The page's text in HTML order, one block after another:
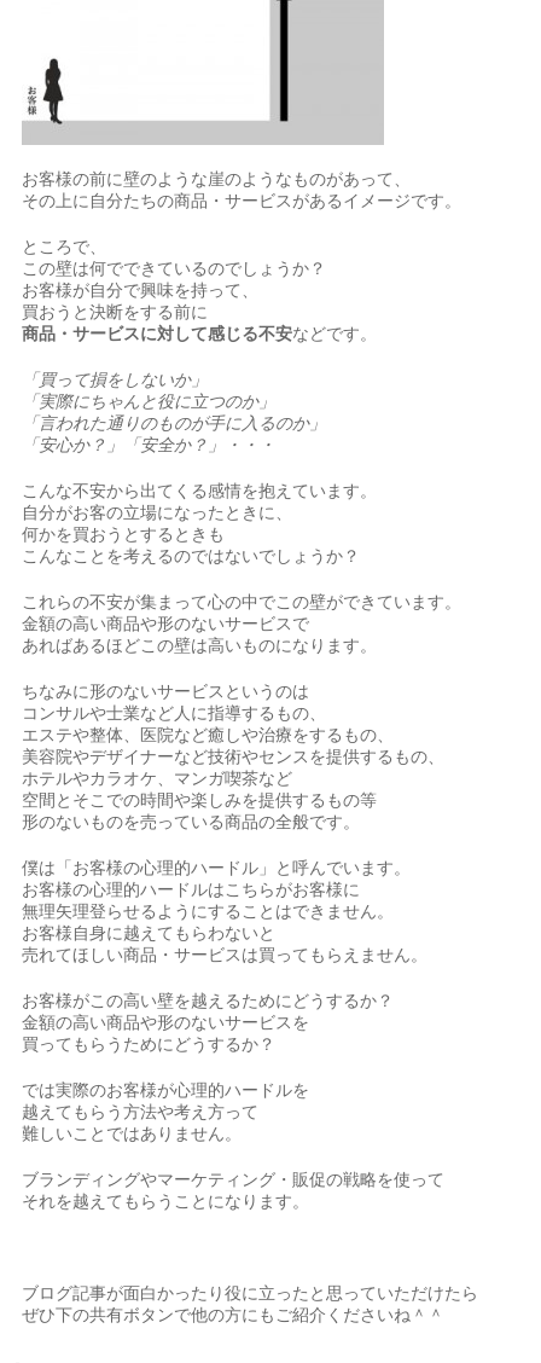
お客様の前に壁のような崖のようなものがあって、
その上に自分たちの商品・サービスがあるイメージです。
ところで、
この壁は何でできているのでしょうか？
お客様が自分で興味を持って、
買おうと決断をする前に
商品・サービスに対して感じる不安などです。
「買って損をしないか」
「実際にちゃんと役に立つのか」
「言われた通りのものが手に入るのか」
「安心か？」「安全か？」・・・
こんな不安から出てくる感情を抱えています。
自分がお客の立場になったときに、
何かを買おうとするときも
こんなことを考えるのではないでしょうか？
これらの不安が集まって心の中でこの壁ができています。
金額の高い商品や形のないサービスで
あればあるほどこの壁は高いものになります。
ちなみに形のないサービスというのは
コンサルや士業など人に指導するもの、
エステや整体、医院など癒しや治療をするもの、
美容院やデザイナーなど技術やセンスを提供するもの、
ホテルやカラオケ、マンガ喫茶など
空間とそこでの時間や楽しみを提供するもの等
形のないものを売っている商品の全般です。
僕は「お客様の心理的ハードル」と呼んでいます。
お客様の心理的ハードルはこちらがお客様に
無理矢理登らせるようにすることはできません。
お客様自身に越えてもらわないと
売れてほしい商品・サービスは買ってもらえません。
お客様がこの高い壁を越えるためにどうするか？
金額の高い商品や形のないサービスを
買ってもらうためにどうするか？
では実際のお客様が心理的ハードルを
越えてもらう方法や考え方って
難しいことではありません。
ブランディングやマーケティング・販促の戦略を使って
それを越えてもらうことになります。
ブログ記事が面白かったり役に立ったと思っていただけたら
ぜひ下の共有ボタンで他の方にもご紹介くださいね＾＾